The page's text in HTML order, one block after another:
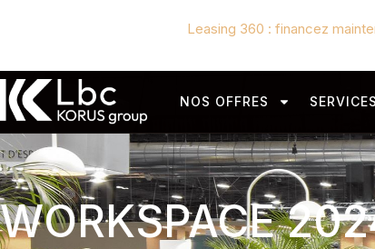
Leasing 360 : financez
NOS OFFRES SERVICES
WORKSPACE